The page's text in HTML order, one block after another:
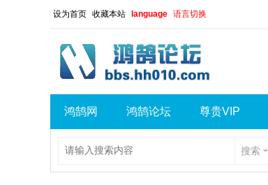
设为首页 收藏本站 language 语言切换
鸿鹄网 鸿鹄论坛 尊贵VIP
搜索